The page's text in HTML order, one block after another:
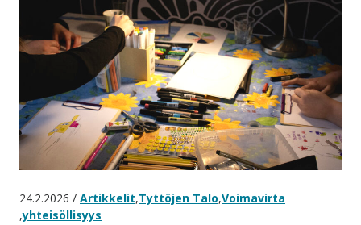
24.2.2026 / Artikkelit,Tyttöjen Talo,Voimavirta
,yhteisöllisyys